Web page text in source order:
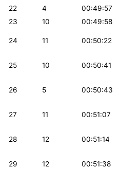
22 4
00:49:57
23 10 00:49:58
24 11 00:50:22
25 10 00:50:41
26 5 00:50:43
27 11 00:51:07
28 12 00:51:14
29 12 00:51:38